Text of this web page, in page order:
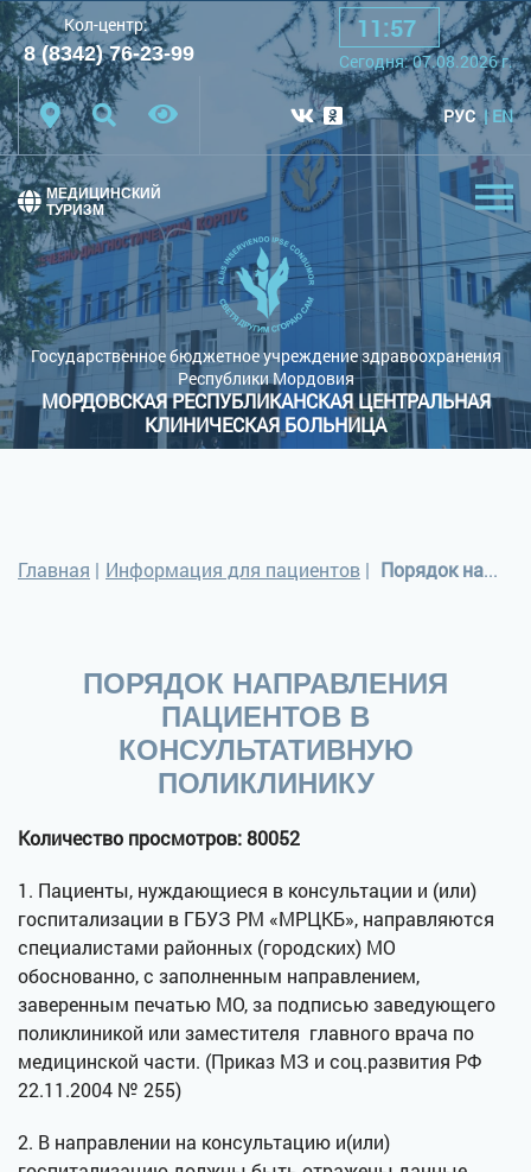
Шрифт: A A A
Цветовая схема: Черная схема
Обычный сайт
Кол-центр:
8 (8342) 76-23-99
11:57
Cегодня:07.08.2026г.
РУС EN
Государственное бюджетное учреждение здравоохранения
Республики Мордовия
МОРДОВСКАЯ РЕСПУБЛИКАНСКАЯ ЦЕНТРАЛЬНАЯ
КЛИНИЧЕСКАЯ БОЛЬНИЦА
МЕДИЦИНСКИЙ
ТУРИЗМ
Главная | Информация для пациентов | Порядок направления пациентов в консультативную поликлинику
ПОРЯДОК НАПРАВЛЕНИЯ
ПАЦИЕНТОВ В
КОНСУЛЬТАТИВНУЮ
ПОЛИКЛИНИКУ
Количество просмотров: 80052
1. Пациенты, нуждающиеся в консультации и (или)
госпитализации в ГБУЗ РМ «МРЦКБ», направляются
специалистами районных (городских) МО
обоснованно, с заполненным направлением,
заверенным печатью МО, за подписью заведующего
поликлиникой или заместителя главного врача по
медицинской части. (Приказ МЗ и соц.развития РФ
22.11.2004 № 255)
2. В направлении на консультацию и(или)